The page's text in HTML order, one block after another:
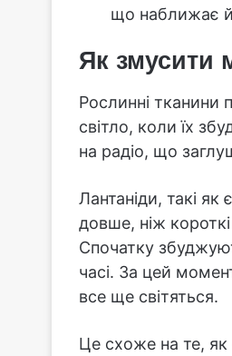
що наближає
Як змусити
Рослинні тканини
світло, коли їх
на радіо, що
Лантаніди, такі як
довше, ніж
Спочатку
часі. За цей
все ще світяться.
Це схоже на те, як